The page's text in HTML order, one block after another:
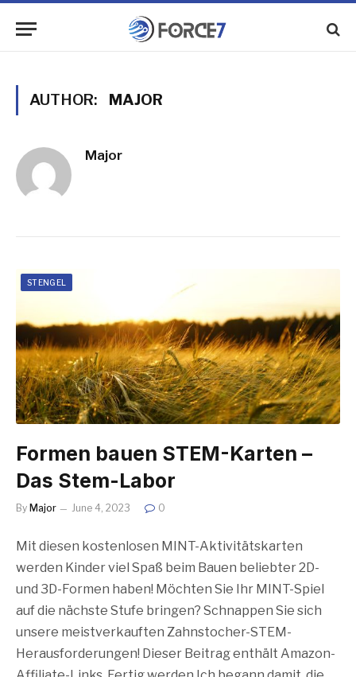
AUTHOR: MAJOR
Major
STENGEL
Formen bauen STEM-Karten –
Das Stem-Labor
By Major June 4, 2023 0
Mit diesen kostenlosen MINT-Aktivitätskarten
werden Kinder viel Spaß beim Bauen beliebter 2D-
und 3D-Formen haben! Möchten Sie Ihr MINT-Spiel
auf die nächste Stufe bringen? Schnappen Sie sich
unsere meistverkauften Zahnstocher-STEM-
Herausforderungen! Dieser Beitrag enthält Amazon-